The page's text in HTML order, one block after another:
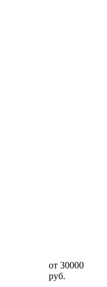
от 30000
руб.